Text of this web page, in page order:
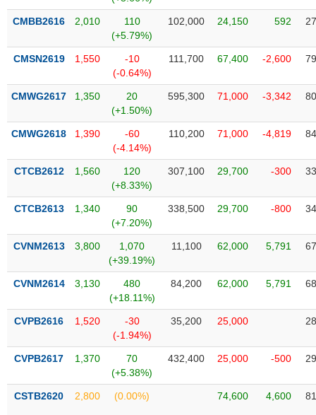
CMBB2616 2,010
110
(+5.79%)
102,000 24,150 592
CMSN2619 1,550
-10
(-0.64%)
111,700 67,400 -2,600
CMWG2617 1,350
20
(+1.50%)
595,300 71,000 -3,342
CMWG2618 1,390
-60
(-4.14%)
110,200 71,000 -4,819
CTCB2612 1,560
120
(+8.33%)
307,100 29,700 -300
CTCB2613 1,340
90
(+7.20%)
338,500 29,700 -800
CVNM2613 3,800
1,070
(+39.19%)
11,100 62,000 5,791
CVNM2614 3,130
480
(+18.11%)
84,200 62,000 5,791
CVPB2616 1,520
-30
(-1.94%)
35,200 25,000
CVPB2617 1,370
70
(+5.38%)
432,400 25,000 -500
CSTB2620 2,800 (0.00%) 74,600 4,600
VỤ
TRUYỀN
ÍCH
BẤT
ĐỘNG
chứng
khoán
Tất cả Cổ phiếu Chỉ số Chứng chỉ quỹ Chứng
Lãnh